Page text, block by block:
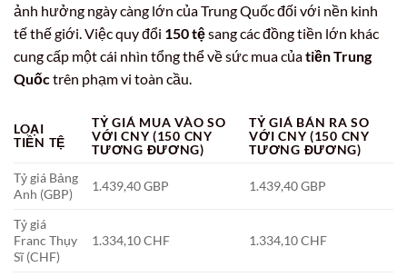
ảnh hưởng ngày càng lớn của Trung Quốc đối với nền kinh
tế thế giới. Việc quy đổi 150 tệsang các đồng tiền lớn khác
cung cấp một cái nhìn tổng thể về sức mua củatiền Trung
Quốctrên phạm vi toàn cầu.
LOẠI
TIỀN TỆ
TỶ GIÁ MUA VÀO SO
VỚI CNY (150 CNY
TƯƠNG ĐƯƠNG)
TỶ GIÁ BÁN RA SO
VỚI CNY (150 CNY
TƯƠNG ĐƯƠNG)
Tỷ giá Bảng
Anh (GBP)
1.439,40 GBP 1.439,40 GBP
Tỷ giá
Franc Thụy
Sĩ (CHF)
1.334,10 CHF 1.334,10 CHF